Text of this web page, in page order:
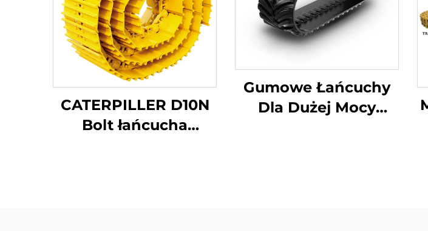
CATERPILLER D10N
Bolt łańcucha
Gumowe Łańcuchy
Dla Dużej Mocy